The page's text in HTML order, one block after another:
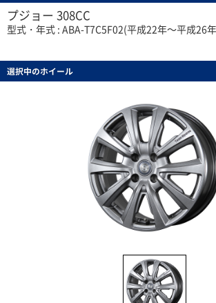
プジョー 308CC
型式・年式 : ABA-T7C5F02(平成22年～平成26
選択中のホイール